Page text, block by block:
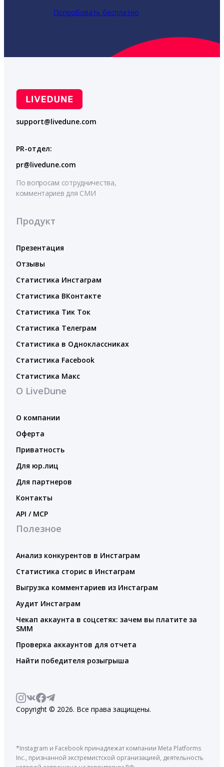
Попробовать бесплатно
support@livedune.com
PR-отдел:
pr@livedune.com
По вопросам сотрудничества,
комментариев для СМИ
Продукт
Презентация
Отзывы
Статистика Инстаграм
Статистика ВКонтакте
Статистика Тик Ток
Статистика Телеграм
Статистика в Одноклассниках
Статистика Facebook
Статистика Макс
О LiveDune
О компании
Оферта
Приватность
Для юр.лиц
Для партнеров
Контакты
API / MCP
Полезное
Анализ конкурентов в Инстаграм
Статистика сторис в Инстаграм
Выгрузка комментариев из Инстаграм
Аудит Инстаграм
Чекап аккаунта в соцсетях: зачем вы платите за
SMM
Проверка аккаунтов для отчета
Найти победителя розыгрыша
Copyright © 2026. Все права защищены.
*Instagram и Facebook принадлежат компании Meta Platforms
Inc., признанной экстремистской организацией, деятельность